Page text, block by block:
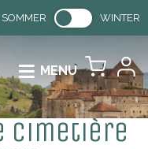
SOMMER WINTER
MENU
cimetière